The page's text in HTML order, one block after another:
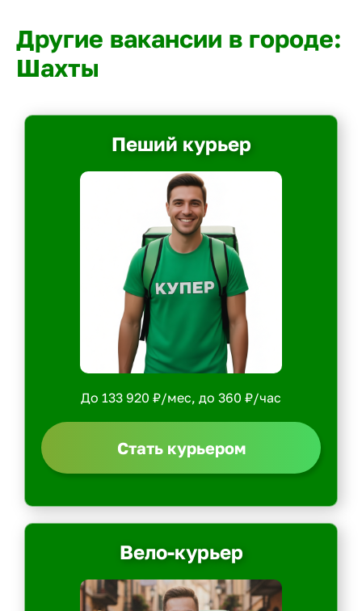
Другие вакансии в городе:
Шахты
Пеший курьер
До 133 920 ₽/мес, до 360 ₽/час
Стать курьером
Вело-курьер